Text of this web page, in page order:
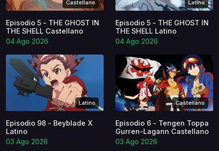
Castellano
Episodio 5 - THE GHOST IN
THE SHELL Castellano
04 Ago 2026
Latino
Episodio 5 - THE GHOST IN
THE SHELL Latino
04 Ago 2026
Latino
Episodio 98 - Beyblade X
Latino
03 Ago 2026
Castellano
Episodio 6 - Tengen Toppa
Gurren-Lagann Castellano
03 Ago 2026